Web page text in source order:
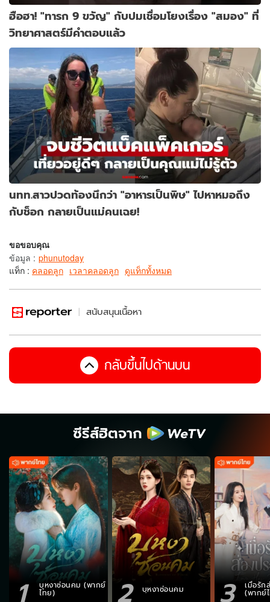
ฮือฮา! "ทารก 9 ขวัญ" กับปมเชื่อมโยงเรื่อง "สมอง" ที่
วิทยาศาสตร์มีคำตอบแล้ว
นทท.สาวปวดท้องนึกว่า "อาหารเป็นพิษ" ไปหาหมอถึง
กับช็อก กลายเป็นแม่คนเฉย!
ขอขอบคุณ
ข้อมูล : phunutoday
แท็ก : คลอดลูก เวลาคลอดลูก ดูแท็กทั้งหมด
สนับสนุนเนื้อหา
กลับขึ้นไปด้านบน
ซีรีส์ฮิตจาก
1 บุหงาซ่อนคม (พากย์
ไทย) 2 บุหงาซ่อนคม 3 เมื่อรัก
(พากย์